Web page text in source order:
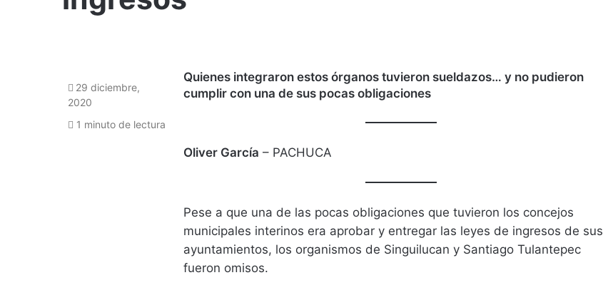
Quienes integraron estos órganos tuvieron sueldazos… y no pudieron
cumplir con una de sus pocas obligaciones
Oliver García – PACHUCA
Pese a que una de las pocas obligaciones que tuvieron los concejos
municipales interinos era aprobar y entregar las leyes de ingresos de sus
ayuntamientos, los organismos de Singuilucan y Santiago Tulantepec
fueron omisos.
29 diciembre,
2020
1 minuto de lectura